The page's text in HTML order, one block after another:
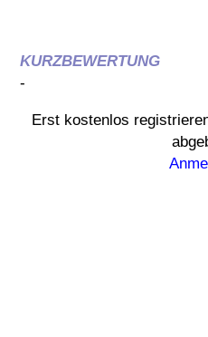
KURZBEWERTUNG
-
Erst kostenlos